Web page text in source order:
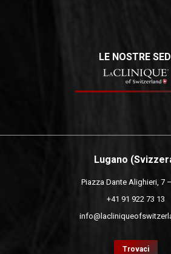
LE NOSTRE
Lugano
Piazza Dante Alighieri, 7
+41 91 922 73 13
Trovaci